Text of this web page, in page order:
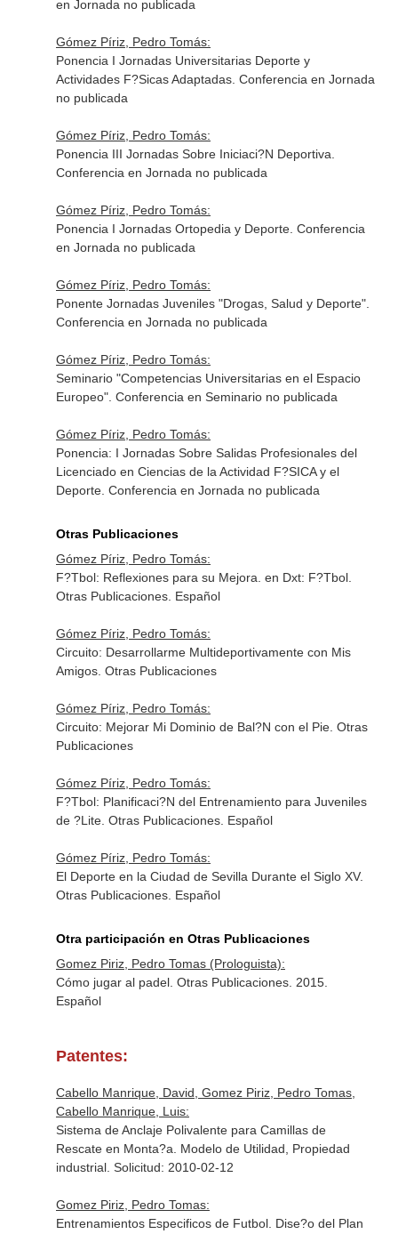
en Jornada no publicada
Gómez Píriz, Pedro Tomás:
Ponencia I Jornadas Universitarias Deporte y
Actividades F?Sicas Adaptadas. Conferencia en Jornada
no publicada
Gómez Píriz, Pedro Tomás:
Ponencia III Jornadas Sobre Iniciaci?N Deportiva.
Conferencia en Jornada no publicada
Gómez Píriz, Pedro Tomás:
Ponencia I Jornadas Ortopedia y Deporte. Conferencia
en Jornada no publicada
Gómez Píriz, Pedro Tomás:
Ponente Jornadas Juveniles "Drogas, Salud y Deporte".
Conferencia en Jornada no publicada
Gómez Píriz, Pedro Tomás:
Seminario "Competencias Universitarias en el Espacio
Europeo". Conferencia en Seminario no publicada
Gómez Píriz, Pedro Tomás:
Ponencia: I Jornadas Sobre Salidas Profesionales del
Licenciado en Ciencias de la Actividad F?SICA y el
Deporte. Conferencia en Jornada no publicada
Otras Publicaciones
Gómez Píriz, Pedro Tomás:
F?Tbol: Reflexiones para su Mejora. en Dxt: F?Tbol.
Otras Publicaciones. Español
Gómez Píriz, Pedro Tomás:
Circuito: Desarrollarme Multideportivamente con Mis
Amigos. Otras Publicaciones
Gómez Píriz, Pedro Tomás:
Circuito: Mejorar Mi Dominio de Bal?N con el Pie. Otras
Publicaciones
Gómez Píriz, Pedro Tomás:
F?Tbol: Planificaci?N del Entrenamiento para Juveniles
de ?Lite. Otras Publicaciones. Español
Gómez Píriz, Pedro Tomás:
El Deporte en la Ciudad de Sevilla Durante el Siglo XV.
Otras Publicaciones. Español
Otra participación en Otras Publicaciones
Gomez Piriz, Pedro Tomas (Prologuista):
Cómo jugar al padel. Otras Publicaciones. 2015.
Español
Patentes:
Cabello Manrique, David, Gomez Piriz, Pedro Tomas,
Cabello Manrique, Luis:
Sistema de Anclaje Polivalente para Camillas de
Rescate en Monta?a. Modelo de Utilidad, Propiedad
industrial. Solicitud: 2010-02-12
Gomez Piriz, Pedro Tomas:
Entrenamientos Especificos de Futbol. Dise?o del Plan